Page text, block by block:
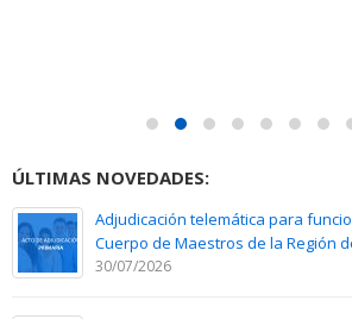
ÚLTIMAS NOVEDADES:
Adjudicación telemática para
Cuerpo de Maestros de la Región
30/07/2026